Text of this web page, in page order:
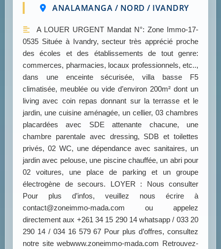
ANALAMANGA / NORD / IVANDRY
A LOUER URGENT Mandat N°: Zone Immo-17-
0535 Située à Ivandry, secteur très apprécié proche
des écoles et des établissements de tout genre:
commerces, pharmacies, locaux professionnels, etc..,
dans une enceinte sécurisée, villa basse F5
climatisée, meublée ou vide d’environ 200m² dont un
living avec coin repas donnant sur la terrasse et le
jardin, une cuisine aménagée, un cellier, 03 chambres
placardées avec SDE attenante chacune, une
chambre parentale avec dressing, SDB et toilettes
privés, 02 WC, une dépendance avec sanitaires, un
jardin avec pelouse, une piscine chauffée, un abri pour
02 voitures, une place de parking et un groupe
électrogène de secours. LOYER : Nous consulter
Pour plus d’infos, veuillez nous écrire à
contact@zoneimmo-mada.com ou appelez
directement aux +261 34 15 290 14 whatsapp / 033 20
290 14 / 034 16 579 67 Pour plus d’offres, consultez
notre site webwww.zoneimmo-mada.com Retrouvez-